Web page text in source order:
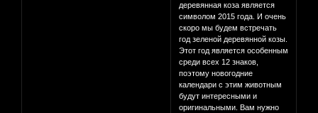
деревянная коза является
символом 2015 года. И очень
скоро мы будем встречать
год зеленой деревянной козы.
Этот год является особенным
среди всех 12 знаков,
поэтому новогодние
календари с этим животным
будут интересными и
оригинальными. Вам нужно